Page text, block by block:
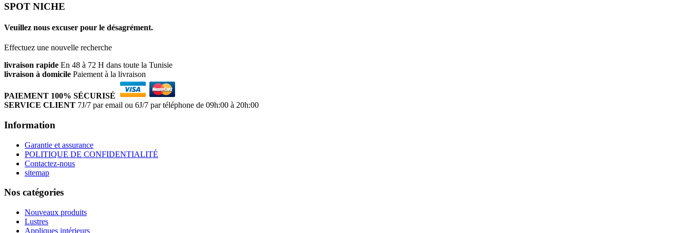
SPOT NICHE
Veuillez nous excuser pour le désagrément.
Effectuez une nouvelle recherche
livraison rapide En 48 à 72 H dans toute la Tunisie
livraison à domicile Paiement à la livraison
PAIEMENT 100% SÉCURISÉ
SERVICE CLIENT 7J/7 par email ou 6J/7 par téléphone de 09h:00 à 20h:00
Information
Garantie et assurance
POLITIQUE DE CONFIDENTIALITÉ
Contactez-nous
sitemap
Nos catégories
Nouveaux produits
Lustres
Appliques intérieurs